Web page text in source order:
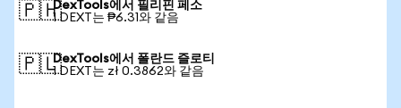
🇵🇭DexTools에서 필리핀 페소
1 DEXT는 ₱6.31와 같음
🇵🇱DexTools에서 폴란드 즐로티
1 DEXT는 zł 0.3862와 같음